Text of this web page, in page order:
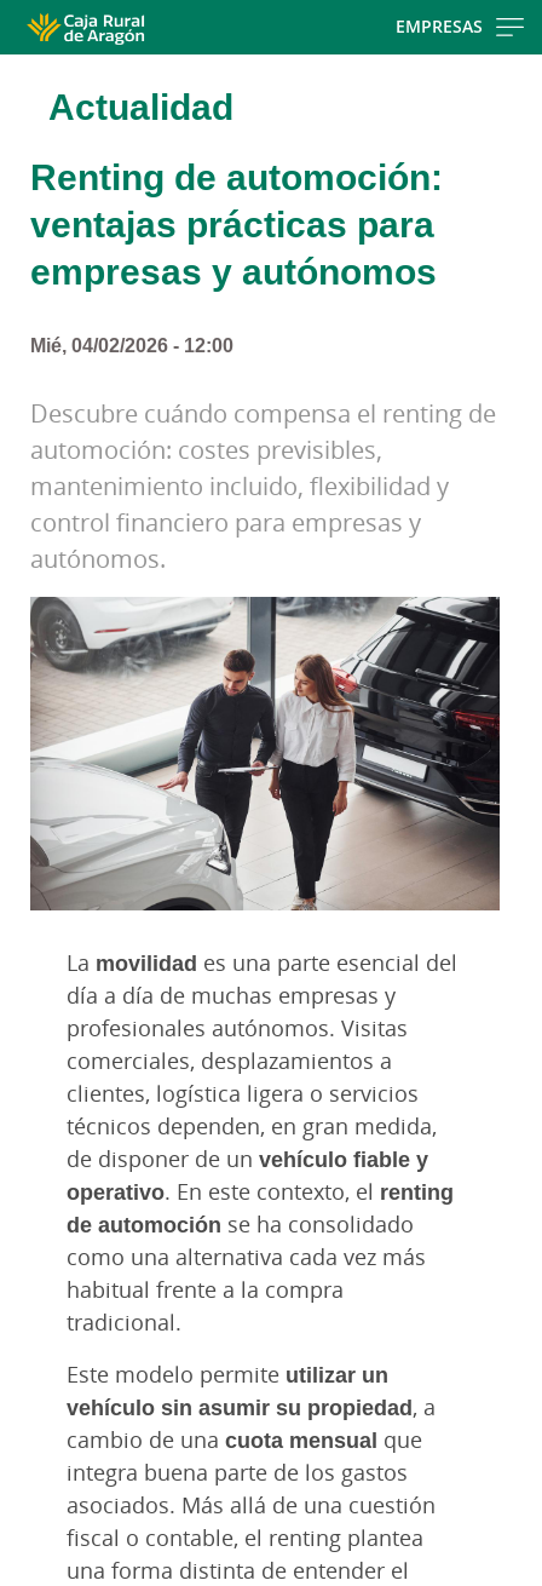
EMPRESAS
Actualidad
Renting de automoción:
ventajas prácticas para
empresas y autónomos
Mié, 04/02/2026 - 12:00
Descubre cuándo compensa el renting de
automoción: costes previsibles,
mantenimiento incluido, flexibilidad y
control financiero para empresas y
autónomos.
La movilidad es una parte esencial del
día a día de muchas empresas y
profesionales autónomos. Visitas
comerciales, desplazamientos a
clientes, logística ligera o servicios
técnicos dependen, en gran medida,
de disponer de un vehículo fiable y
operativo. En este contexto, el renting
de automoción se ha consolidado
como una alternativa cada vez más
habitual frente a la compra
tradicional.
Este modelo permite utilizar un
vehículo sin asumir su propiedad, a
cambio de una cuota mensual que
integra buena parte de los gastos
asociados. Más allá de una cuestión
fiscal o contable, el renting plantea
una forma distinta de entender el